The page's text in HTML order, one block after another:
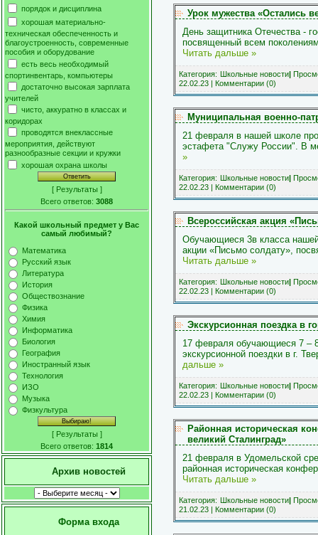
порядок и дисциплина
хорошая материально-
техническая обеспеченность и
благоустроенность, современные
пособия и оборудование
есть весь необходимый
спортинвентарь, компьютеры
достаточно высокая зарплата
учителей
чисто, аккуратно в классах и
коридорах
проводятся внеклассные
мероприятия, действуют
разнообразные секции и кружки
хорошая охрана школы
[ Результаты ]
Всего ответов: 3088
Какой школьный предмет у Вас
самый любимый?
Математика
Русский язык
Литература
История
Обществознание
Физика
Химия
Информатика
Биология
География
Иностранный язык
Технология
ИЗО
Музыка
Физкультура
[ Результаты ]
Всего ответов: 1814
Архив новостей
Форма входа
Урок мужества «Остались
День защитника Отечества -
посвященный всем
Читать дальше »
Категория: Школьные новости|
22.02.23 | Комментарии (0)
Муниципальная военно-
21 февраля в нашей школе
эстафета "Служу России". В
»
Категория: Школьные новости|
22.02.23 | Комментарии (0)
Всероссийская акция
Обучающиеся 3в класса
акции «Письмо солдату»,
Читать дальше »
Категория: Школьные новости|
22.02.23 | Комментарии (0)
Экскурсионная поездка в
17 февраля обучающиеся 7 –
экскурсионной поездки в г.
дальше »
Категория: Школьные новости|
22.02.23 | Комментарии (0)
Районная историческая
великий Сталинград»
21 февраля в Удомельской
районная историческая
Читать дальше »
Категория: Школьные новости|
21.02.23 | Комментарии (0)